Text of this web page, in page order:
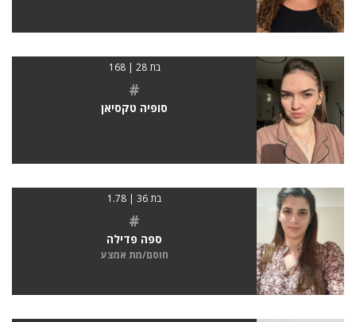
בת 28 | 168
#
סופיה טקסיאן
בת 36 | 1.78
#
ספה פדילה
חוסם/מת אמצע